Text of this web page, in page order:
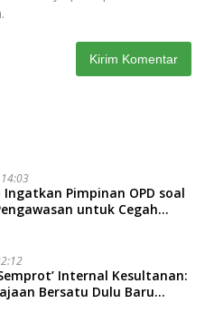
Ingatkan Pimpinan OPD soal
untuk Cegah
Internal Kesultanan:
Bersatu Dulu Baru